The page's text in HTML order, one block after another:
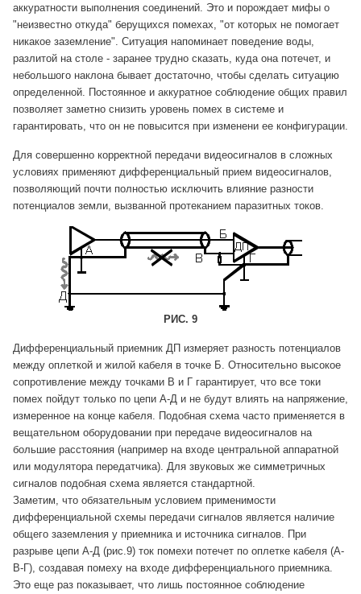
аккуратности выполнения соединений. Это и порождает мифы о
"неизвестно откуда" берущихся помехах, "от которых не помогает
никакое заземление". Ситуация напоминает поведение воды,
разлитой на столе - заранее трудно сказать, куда она потечет, и
небольшого наклона бывает достаточно, чтобы сделать ситуацию
определенной. Постоянное и аккуратное соблюдение общих правил
позволяет заметно снизить уровень помех в системе и
гарантировать, что он не повысится при изменени ее конфигурации.
Для совершенно корректной передачи видеосигналов в сложных
условиях применяют дифференциальный прием видеосигналов,
позволяющий почти полностью исключить влияние разности
потенциалов земли, вызванной протеканием паразитных токов.
РИС. 9
Дифференциальный приемник ДП измеряет разность потенциалов
между оплеткой и жилой кабеля в точке Б. Относительно высокое
сопротивление между точками В и Г гарантирует, что все токи
помех пойдут только по цепи А-Д и не будут влиять на напряжение,
измеренное на конце кабеля. Подобная схема часто применяется в
вещательном оборудовании при передаче видеосигналов на
большие расстояния (например на входе центральной аппаратной
или модулятора передатчика). Для звуковых же симметричных
сигналов подобная схема является стандартной.
Заметим, что обязательным условием применимости
дифференциальной схемы передачи сигналов является наличие
общего заземления у приемника и источника сигналов. При
разрыве цепи А-Д (рис.9) ток помехи потечет по оплетке кабеля (А-
В-Г), создавая помеху на входе дифференциального приемника.
Это еще раз показывает, что лишь постоянное соблюдение